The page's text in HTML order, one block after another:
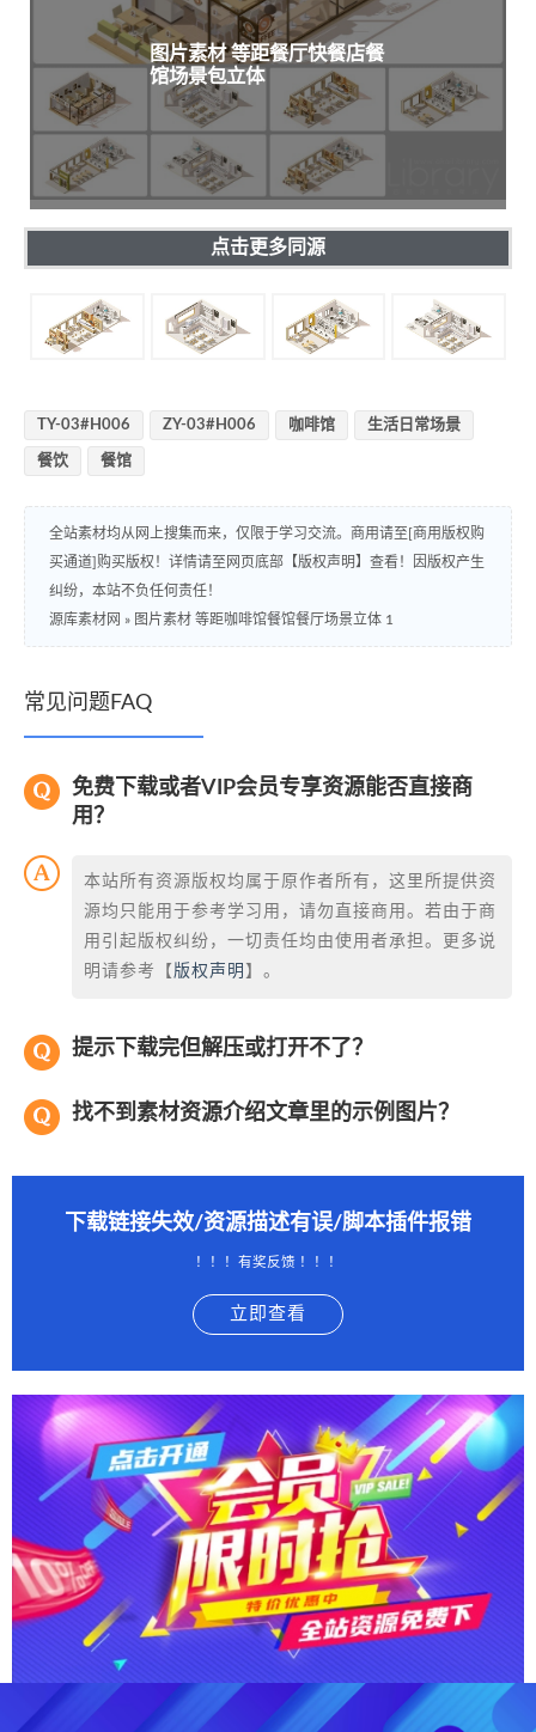
图片素材 等距餐厅快餐店餐
馆场景包立体
点击更多同源
TY-03#H006 ZY-03#H006 咖啡馆 生活日常场景
餐饮 餐馆
全站素材均从网上搜集而来，仅限于学习交流。商用请至[商用版权购
买通道]购买版权！详情请至网页底部【版权声明】查看！因版权产生
纠纷，本站不负任何责任！
源库素材网 » 图片素材 等距咖啡馆餐馆餐厅场景立体 1
常见问题FAQ
免费下载或者VIP会员专享资源能否直接商
用？
本站所有资源版权均属于原作者所有，这里所提供资
源均只能用于参考学习用，请勿直接商用。若由于商
用引起版权纠纷，一切责任均由使用者承担。更多说
明请参考【 版权声明 】。
提示下载完但解压或打开不了？
找不到素材资源介绍文章里的示例图片？
下载链接失效/资源描述有误/脚本插件报错
！！！有奖反馈 ！！！
立即查看